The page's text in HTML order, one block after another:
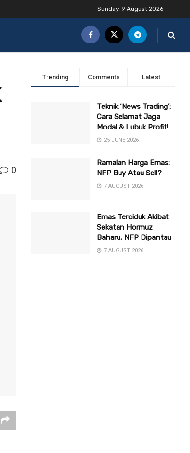
Sunday, 9 August 2026
0
Trending Comments Latest
Teknik ‘News Trading’:
Cara Selamat Jaga
Modal & Lubuk Profit!
25 JUNE 2026
Ramalan Harga Emas:
NFP Buy Atau Sell?
7 AUGUST 2026
Emas Terciduk Akibat
Sekatan Hormuz
Baharu, NFP Dipantau
7 AUGUST 2026